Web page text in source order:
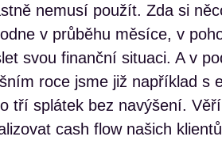
nemusí použít. Zda si
v průběhu měsíce, v
svou finanční situaci. A v
roce jsme již například s
tří splátek bez navýšení.
cash flow našich